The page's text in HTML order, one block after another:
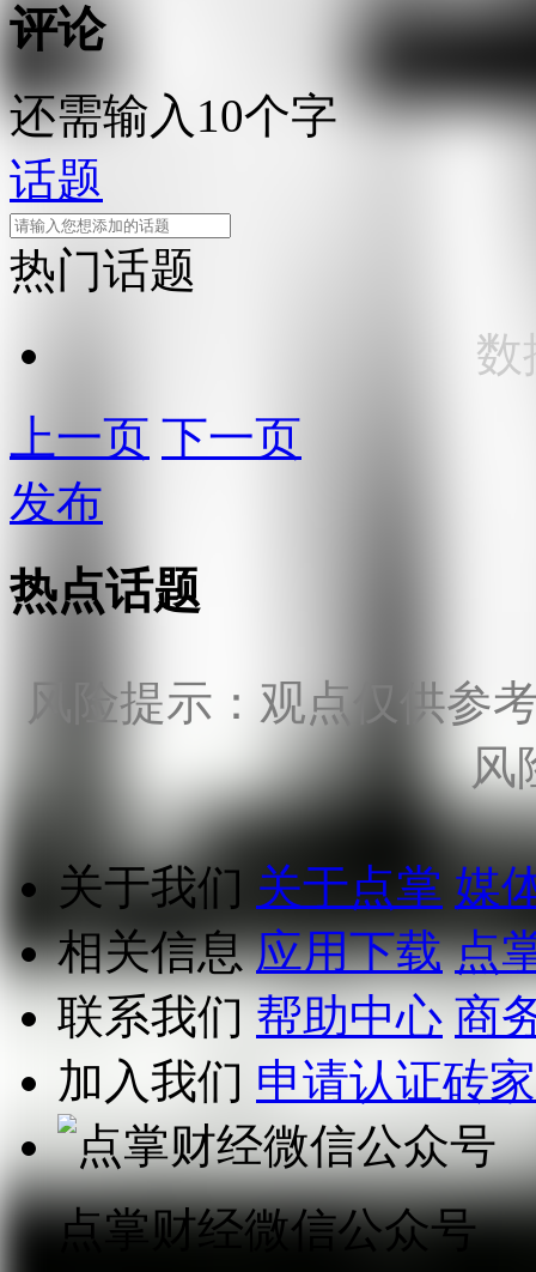
评论
还需输入10个字
话题
热门话题
数
上一页 下一页
发布
热点话题
风险提示：观点仅供参
风
关于我们 关于点掌 媒
相关信息 应用下载 点
联系我们 帮助中心 商
加入我们 申请认证砖家
点掌财经微信公众号